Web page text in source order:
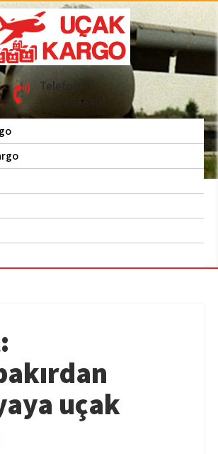
| Acil Kargo
653 6408
Telefon
0535 653 6408
uçak